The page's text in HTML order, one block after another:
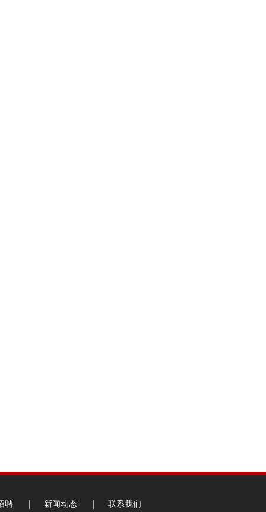
聘 | 新闻动态 | 联系我们